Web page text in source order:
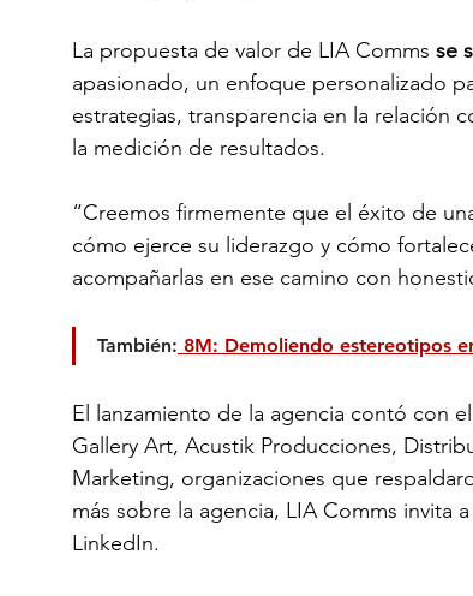
La propuesta de valor de LIA Comms se
apasionado, un enfoque personalizado
estrategias, transparencia en la relación
la medición de resultados.
“Creemos firmemente que el éxito de
cómo ejerce su liderazgo y cómo
acompañarlas en ese camino con
También: 8M: Demoliendo estereotipos
El lanzamiento de la agencia contó con
Gallery Art, Acustik Producciones,
Marketing, organizaciones que
más sobre la agencia, LIA Comms invita
LinkedIn.